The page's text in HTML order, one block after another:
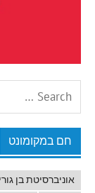
חם במקומונט
אוניברסיטת בן